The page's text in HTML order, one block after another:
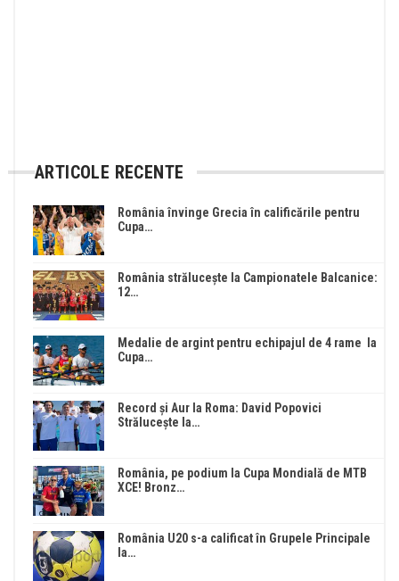
ARTICOLE RECENTE
România învinge Grecia în calificările pentru
Cupa…
România strălucește la Campionatele Balcanice:
12…
Medalie de argint pentru echipajul de 4 rame la
Cupa…
Record și Aur la Roma: David Popovici
Strălucește la…
România, pe podium la Cupa Mondială de MTB
XCE! Bronz…
România U20 s-a calificat în Grupele Principale
la…